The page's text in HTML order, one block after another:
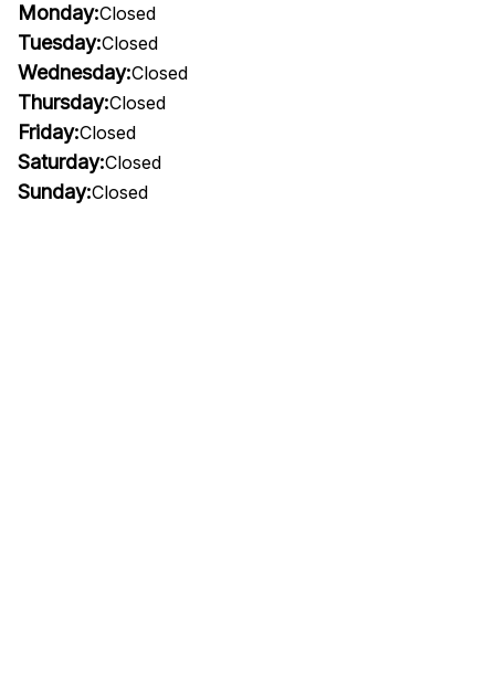
Monday:Closed
Tuesday:Closed
Wednesday:Closed
Thursday:Closed
Friday:Closed
Saturday:Closed
Sunday:Closed